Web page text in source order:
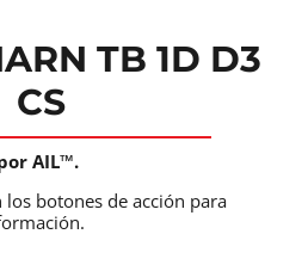
TB 1D D3
CS
AIL™.
los botones de acción para